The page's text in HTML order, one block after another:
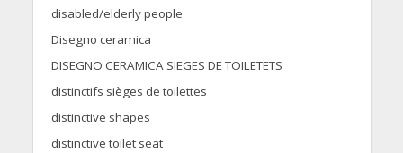
disabled/elderly people
Disegno ceramica
DISEGNO CERAMICA SIEGES DE TOILETETS
distinctifs sièges de toilettes
distinctive shapes
distinctive toilet seat